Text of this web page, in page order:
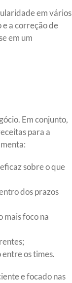
em vários
a correção de
em um
Em conjunto,
para a
sobre o que
dos prazos
mais foco na
os times.
e focado nas